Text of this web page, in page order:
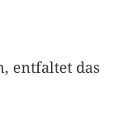
entfaltet das